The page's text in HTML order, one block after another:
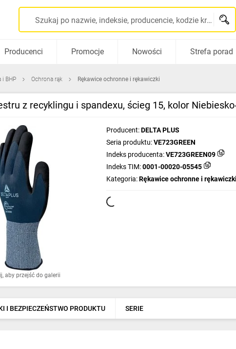
Szukaj po nazwie, indeksie, producencie, kodzie kreskowym...
Producenci Promocje Nowości Strefa porad
i BHP Ochrona rąk Rękawice ochronne i rękawiczki
z recyklingu i spandexu, ścieg 15, kolor
aby przejść do galerii
Producent:DELTA PLUS
Seria produktu:VE723GREEN
Indeks producenta:VE723GREEN09
Indeks TIM:0001-00020-05545
Kategoria:Rękawice ochronne i rękawiczki
I BEZPIECZEŃSTWO PRODUKTU SERIE